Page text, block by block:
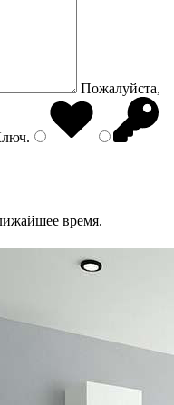
Пожалуйста,
.
время.